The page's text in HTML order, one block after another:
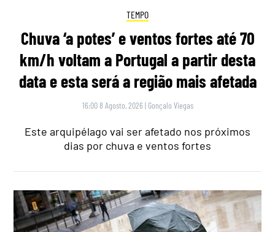
TEMPO
Chuva ‘a potes’ e ventos fortes até 70
km/h voltam a Portugal a partir desta
data e esta será a região mais afetada
16:00 8 Agosto, 2026 | Gonçalo Viegas
Este arquipélago vai ser afetado nos próximos
dias por chuva e ventos fortes